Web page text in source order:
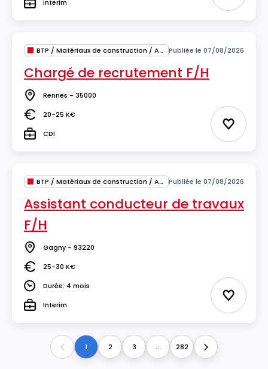
TypeInterim
BTP / Matériaux de construction / Architecture Publiée le 07/08/2026
Chargé de recrutement F/H
Lieu Rennes - 35000
Salaire20-25 K€
TypeCDI Ajouter
BTP / Matériaux de construction / Architecture Publiée le 07/08/2026
Assistant conducteur de travaux
F/H
Lieu Gagny - 93220
Salaire25-30 K€
DuréeDurée: 4 mois
TypeInterim Ajouter
Previous1 2 3 ... 282 Next